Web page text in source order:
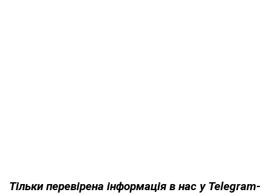
Тільки перевірена інформація в нас у Telegram-